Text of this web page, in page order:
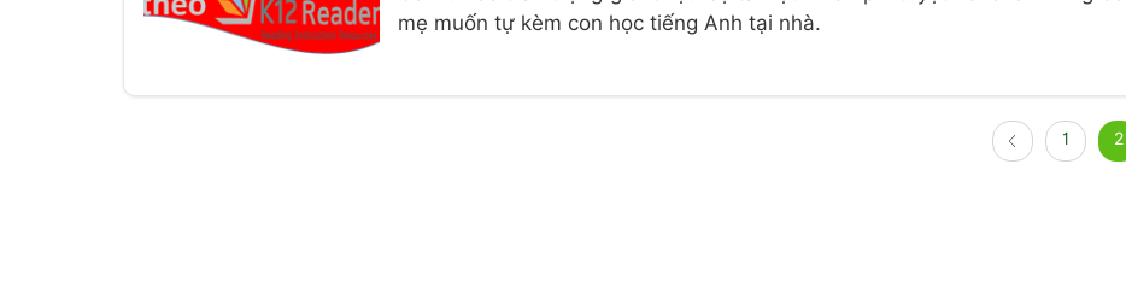
mẹ muốn tự kèm con học tiếng Anh tại nhà.
1 2